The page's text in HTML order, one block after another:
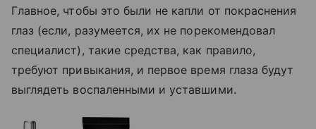
Главное, чтобы это были не капли от покраснения
глаз (если, разумеется, их не порекомендовал
специалист), такие средства, как правило,
требуют привыкания, и первое время глаза будут
выглядеть воспаленными и уставшими.